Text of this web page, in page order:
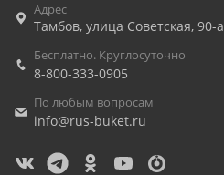
Адрес
Тамбов, улица Советская, 90-а
Бесплатно. Круглосуточно
8-800-333-0905
По любым вопросам
info@rus-buket.ru